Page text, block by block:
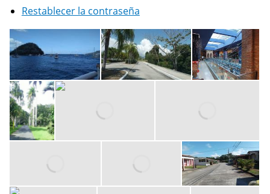
Restablecer la contraseña